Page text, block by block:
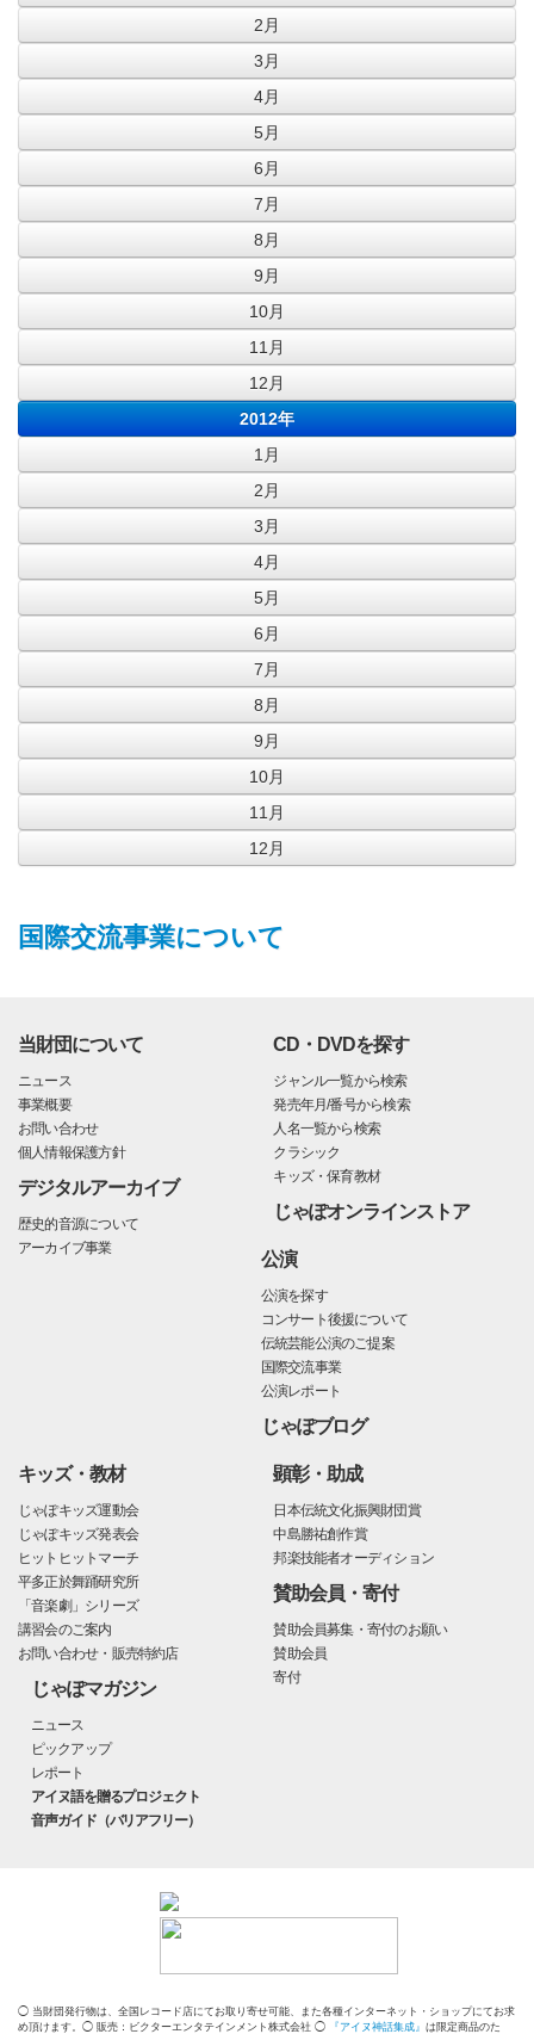
2月
3月
4月
5月
6月
7月
8月
9月
10月
11月
12月
2012年
1月
2月
3月
4月
5月
6月
7月
8月
9月
10月
11月
12月
国際交流事業について
当財団について
ニュース
事業概要
お問い合わせ
個人情報保護方針
デジタルアーカイブ
歴史的音源について
アーカイブ事業
CD・DVDを探す
ジャンル一覧から検索
発売年月/番号から検索
人名一覧から検索
クラシック
キッズ・保育教材
じゃぽオンラインストア
公演
公演を探す
コンサート後援について
伝統芸能公演のご提案
国際交流事業
公演レポート
じゃぽブログ
顕彰・助成
日本伝統文化振興財団賞
中島勝祐創作賞
邦楽技能者オーディション
賛助会員・寄付
賛助会員募集・寄付のお願い
賛助会員
寄付
キッズ・教材
じゃぽキッズ運動会
じゃぽキッズ発表会
ヒットヒットマーチ
平多正於舞踊研究所
「音楽劇」シリーズ
講習会のご案内
お問い合わせ・販売特約店
じゃぽマガジン
ニュース
ピックアップ
レポート
アイヌ語を贈るプロジェクト
音声ガイド（バリアフリー）
◯ 当財団発行物は、全国レコード店にてお取り寄せ可能、また各種インターネット・ショップにてお求
め頂けます。◯ 販売：ビクターエンタテインメント株式会社 ◯
『アイヌ神話集成』 は限定商品のた